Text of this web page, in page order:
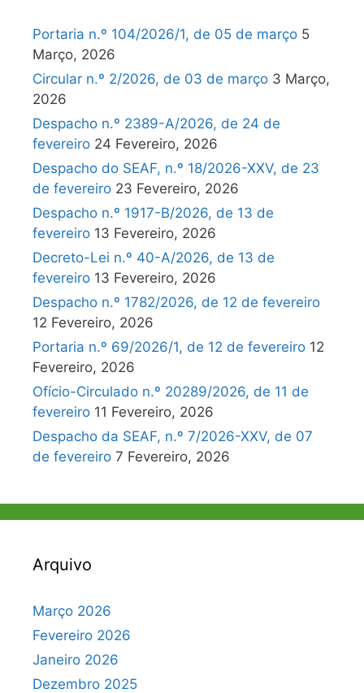
Portaria n.º 104/2026/1, de 05 de março 5
Março, 2026
Circular n.º 2/2026, de 03 de março 3 Março,
2026
Despacho n.º 2389-A/2026, de 24 de
fevereiro 24 Fevereiro, 2026
Despacho do SEAF, n.º 18/2026-XXV, de 23
de fevereiro 23 Fevereiro, 2026
Despacho n.º 1917-B/2026, de 13 de
fevereiro 13 Fevereiro, 2026
Decreto-Lei n.º 40-A/2026, de 13 de
fevereiro 13 Fevereiro, 2026
Despacho n.º 1782/2026, de 12 de fevereiro
12 Fevereiro, 2026
Portaria n.º 69/2026/1, de 12 de fevereiro 12
Fevereiro, 2026
Ofício-Circulado n.º 20289/2026, de 11 de
fevereiro 11 Fevereiro, 2026
Despacho da SEAF, n.º 7/2026-XXV, de 07
de fevereiro 7 Fevereiro, 2026
Arquivo
Março 2026
Fevereiro 2026
Janeiro 2026
Dezembro 2025